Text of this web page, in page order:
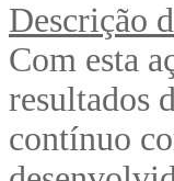
Descrição
Com esta
resultados
contínuo